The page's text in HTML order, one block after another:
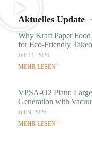
Aktuelles Update
Why Kraft Paper
for Eco-Friendly
Juli 11, 2026
MEHR LESEN "
VPSA-O2 Plant:
Generation with
Juli 9, 2026
MEHR LESEN "